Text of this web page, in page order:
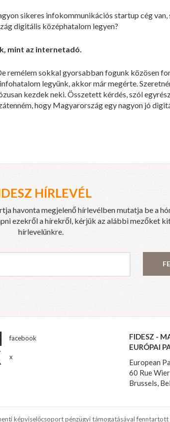
sikeres infokommunikációs startup cég van,
digitális középhatalom legyen?
mint az internetadó.
remélem sokkal gyorsabban fogunk közösen
legyünk, akkor már megérte.
kezdek neki. Összetett kérdés, szól
hogy Magyarország egy nagyon jó
HÍRLEVÉL
havonta megjelenő hírlevélben mutatja be a
ezekről a hírekről, kérjük az alábbi mezőket
hírlevelünkre.
facebook
x
FIDESZ -
EURÓPAI
European
60 Rue
Brussels,
képviselőcsoport pénzügyi támogatásával fenntartott